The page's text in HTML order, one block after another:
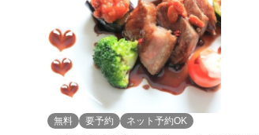
無料 要予約 ネット予約OK